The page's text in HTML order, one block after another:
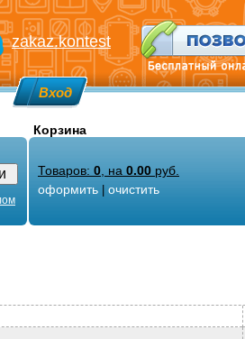
zakaz.kontest
Вход
Корзина
Товаров: 0 , на 0.00 руб.
оформить
очистить